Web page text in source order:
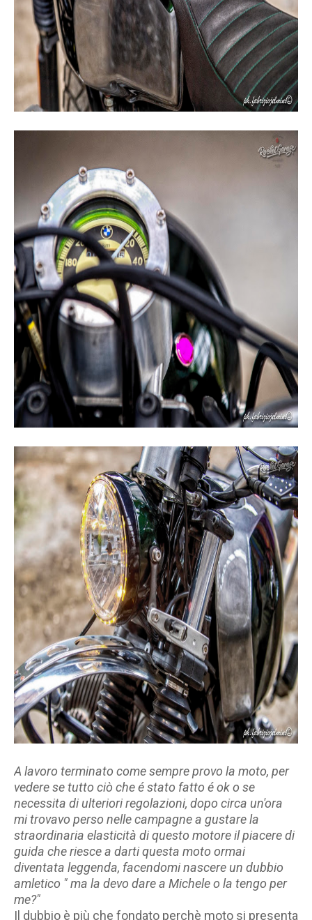
A lavoro terminato come sempre provo la moto, per
vedere se tutto ciò che é stato fatto é ok o se
necessita di ulteriori regolazioni, dopo circa un'ora
mi trovavo perso nelle campagne a gustare la
straordinaria elasticità di questo motore il piacere di
guida che riesce a darti questa moto ormai
diventata leggenda, facendomi nascere un dubbio
amletico " ma la devo dare a Michele o la tengo per
me?"
Il dubbio è più che fondato perchè moto si presenta